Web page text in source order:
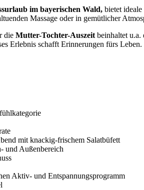
im bayerischen Wald, bietet
Massage oder in gemütlicher
die Mutter-Tochter-Auszeit beinhaltet
Erlebnis schafft Erinnerungen fürs Leben.
mit knackig-frischem Salatbüfett
und Außenbereich
Aktiv- und Entspannungsprogramm